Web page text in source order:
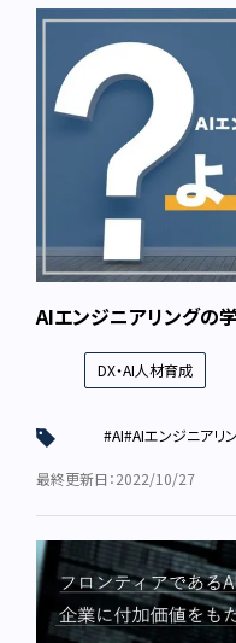
AIエンジニアリングの
DX・AI人材育成
#AI#AIエンジニアリ
最終更新日：2022/10/27